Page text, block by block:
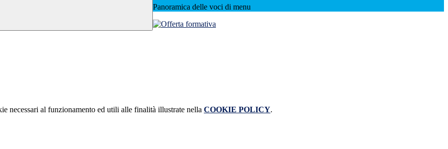
Panoramica delle voci di menu
necessari al funzionamento ed utili alle finalità illustrate nella COOKIE POLICY.